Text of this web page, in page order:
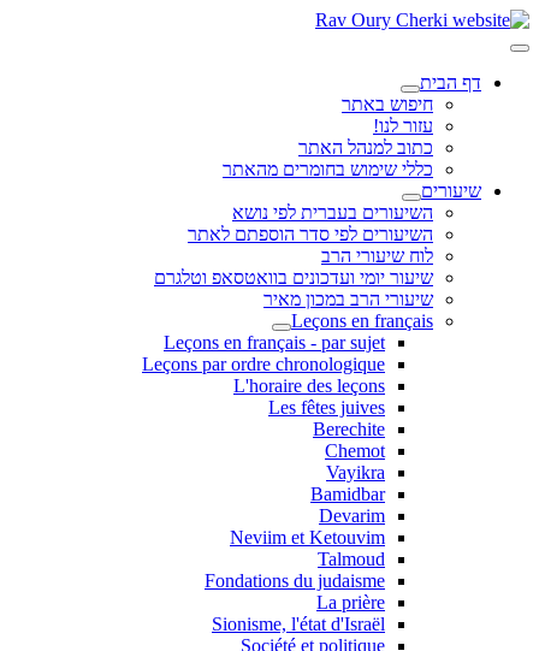
דף הבית
חיפוש באתר
עזור לנו!
כתוב למנהל האתר
כללי שימוש בחומרים מהאתר
שיעורים
השיעורים בעברית לפי נושא
השיעורים לפי סדר הוספתם לאתר
לוח שיעורי הרב
שיעור יומי ועדכונים בוואטסאפ וטלגרם
שיעורי הרב במכון מאיר
Leçons en français
Leçons en français - par sujet
Leçons par ordre chronologique
L'horaire des leçons
Les fêtes juives
Berechite
Chemot
Vayikra
Bamidbar
Devarim
Neviim et Ketouvim
Talmoud
Fondations du judaisme
La prière
Sionisme, l'état d'Israël
Société et politique